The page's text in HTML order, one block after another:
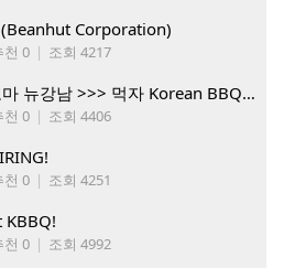
Corporation)
천 0 | 조회 4217
새롭게 오픈하는 (구)타코마 뉴강남 >>> 먹자 Korean BBQ 구인중
천 0 | 조회 4406
천 0 | 조회 4251
KBBQ!
천 0 | 조회 4992